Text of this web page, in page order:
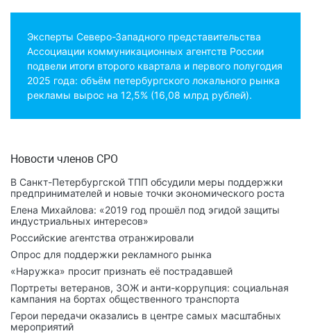
Эксперты Северо-Западного представительства
Ассоциации коммуникационных агентств России
подвели итоги второго квартала и первого полугодия
2025 года: объём петербургского локального рынка
рекламы вырос на 12,5% (16,08 млрд рублей).
Новости членов СРО
В Санкт-Петербургской ТПП обсудили меры поддержки
предпринимателей и новые точки экономического роста
Елена Михайлова: «2019 год прошёл под эгидой защиты
индустриальных интересов»
Российские агентства отранжировали
Опрос для поддержки рекламного рынка
«Наружка» просит признать её пострадавшей
Портреты ветеранов, ЗОЖ и анти-коррупция: социальная
кампания на бортах общественного транспорта
Герои передачи оказались в центре самых масштабных
мероприятий